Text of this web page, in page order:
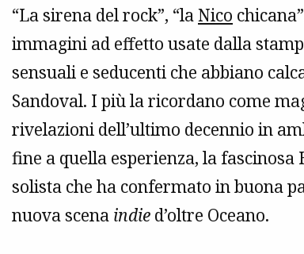
“La sirena del rock”, “laNico
immagini ad effetto usate dalla
sensuali e seducenti che abbiano
Sandoval. I più la ricordano come
rivelazioni dell’ultimo decennio in
fine a quella esperienza, la
solista che ha confermato in buona
nuova scena indie d’oltre Oceano.